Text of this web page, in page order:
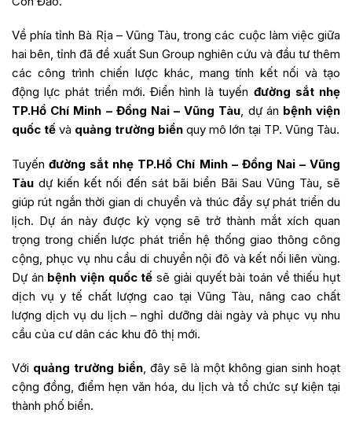
Về phía tỉnh Bà Rịa – Vũng Tàu, trong các cuộc làm việc giữa
hai bên, tỉnh đã đề xuất Sun Group nghiên cứu và đầu tư thêm
các công trình chiến lược khác, mang tính kết nối và tạo
động lực phát triển mới. Điển hình là tuyến đường sắt nhẹ
TP.Hồ Chí Minh – Đồng Nai – Vũng Tàu, dự án bệnh viện
quốc tế và quảng trường biển quy mô lớn tại TP. Vũng Tàu.
Tuyếnđường sắt nhẹ TP.Hồ Chí Minh – Đồng Nai – Vũng
Tàu dự kiến kết nối đến sát bãi biển Bãi Sau Vũng Tàu, sẽ
giúp rút ngắn thời gian di chuyển và thúc đẩy sự phát triển du
lịch. Dự án này được kỳ vọng sẽ trở thành mắt xích quan
trọng trong chiến lược phát triển hệ thống giao thông công
cộng, phục vụ nhu cầu di chuyển nội đô và kết nối liên vùng.
Dự án bệnh viện quốc tế sẽ giải quyết bài toán về thiếu hụt
dịch vụ y tế chất lượng cao tại Vũng Tàu, nâng cao chất
lượng dịch vụ du lịch – nghỉ dưỡng dài ngày và phục vụ nhu
cầu của cư dân các khu đô thị mới.
Với quảng trường biển, đây sẽ là một không gian sinh hoạt
cộng đồng, điểm hẹn văn hóa, du lịch và tổ chức sự kiện tại
thành phố biển.